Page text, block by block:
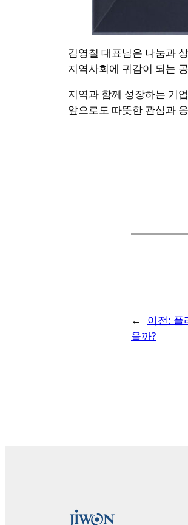
김영철 대표님은 나눔과
지역사회에 귀감이 되는
지역과 함께 성장하는 기
앞으로도 따뜻한 관심과
← 이전: 플
을까?